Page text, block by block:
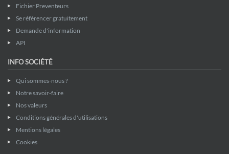
Fichier Preventeurs
Se référencer gratuitement
Demande d'information
API
INFO SOCIÉTÉ
Qui sommes-nous ?
Notre savoir-faire
Nos valeurs
Conditions générales d'utilisations
Mentions légales
Cookies